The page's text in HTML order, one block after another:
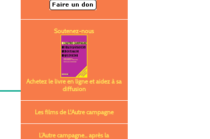
Soutenez-nous
Achetez le livre en ligne et aidez à sa
diffusion
Les films de L'Autre campagne
L’Autre campagne... après la